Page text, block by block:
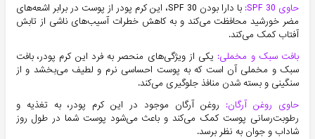
حاوی SPF 30:
با دارا بودن SPF 30، این کرم پودر از پوست در برابر اشعه‌های
مضر خورشید محافظت می‌کند و به کاهش خطرات آسیب‌های ناشی از تابش
آفتاب کمک می‌کند.
بافت سبک و مخملی: یکی از ویژگی‌های منحصر به فرد این کرم پودر، بافت
سبک و مخملی آن است که به پوست احساسی نرم و لطیف می‌بخشد و از
سنگینی و بسته شدن منافذ جلوگیری می‌کند.
حاوی روغن آرگان: روغن آرگان موجود در این کرم پودر، به تغذیه و
رطوبت‌رسانی پوست کمک می‌کند و باعث می‌شود پوست شما در طول روز
شاداب و جوان به نظر برسد.